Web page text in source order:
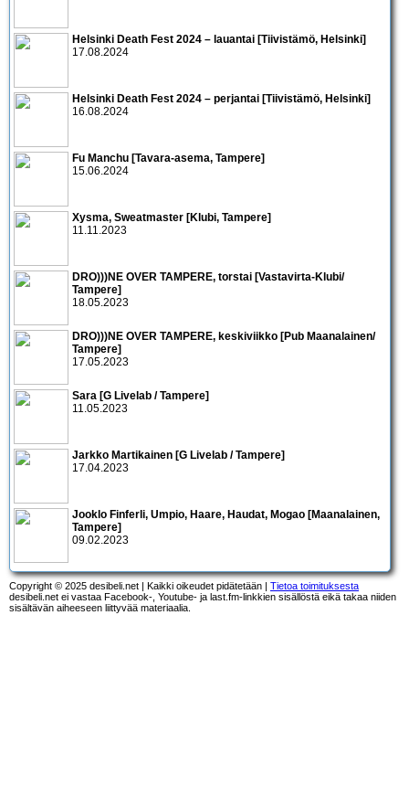
Helsinki Death Fest 2024 – lauantai [Tiivistämö, Helsinki]
17.08.2024
Helsinki Death Fest 2024 – perjantai [Tiivistämö, Helsinki]
16.08.2024
Fu Manchu [Tavara-asema, Tampere]
15.06.2024
Xysma, Sweatmaster [Klubi, Tampere]
11.11.2023
DRO)))NE OVER TAMPERE, torstai [Vastavirta-Klubi/
Tampere]
18.05.2023
DRO)))NE OVER TAMPERE, keskiviikko [Pub Maanalainen/
Tampere]
17.05.2023
Sara [G Livelab / Tampere]
11.05.2023
Jarkko Martikainen [G Livelab / Tampere]
17.04.2023
Jooklo Finferli, Umpio, Haare, Haudat, Mogao [Maanalainen,
Tampere]
09.02.2023
Copyright © 2025 desibeli.net | Kaikki oikeudet pidätetään | Tietoa toimituksesta
desibeli.net ei vastaa Facebook-, Youtube- ja last.fm-linkkien sisällöstä eikä takaa niiden
sisältävän aiheeseen liittyvää materiaalia.